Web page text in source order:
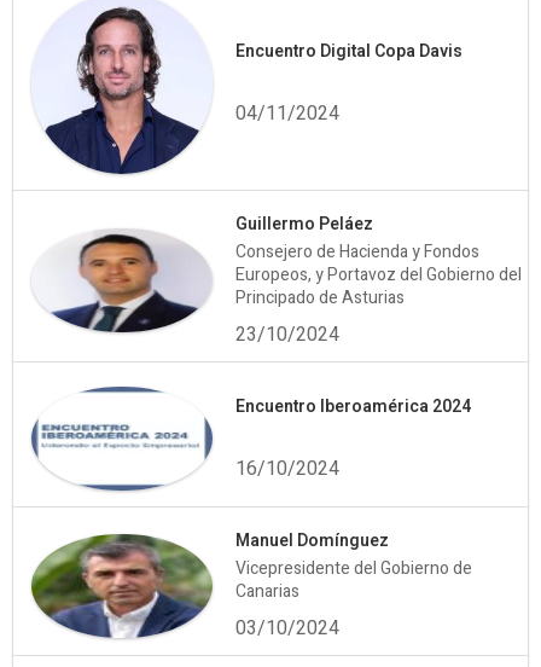
Encuentro Digital Copa Davis
04/11/2024
Guillermo Peláez
Consejero de Hacienda y Fondos
Europeos, y Portavoz del Gobierno del
Principado de Asturias
23/10/2024
Encuentro Iberoamérica 2024
16/10/2024
Manuel Domínguez
Vicepresidente del Gobierno de
Canarias
03/10/2024